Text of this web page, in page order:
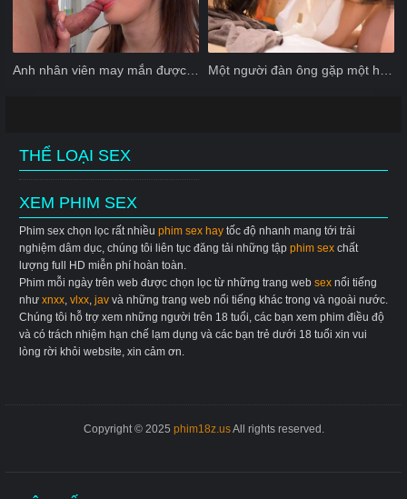
THỂ LOẠI SEX
XEM PHIM SEX
Phim sex chọn lọc rất nhiều phim sex hay tốc độ nhanh mang tới trải
nghiệm dâm dục, chúng tôi liên tục đăng tải những tập phim sex chất
lượng full HD miễn phí hoàn toàn.
Phim mỗi ngày trên web được chọn lọc từ những trang web sex nổi tiếng
như xnxx, vlxx, jav và những trang web nổi tiếng khác trong và ngoài nước.
Chúng tôi hỗ trợ xem những người trên 18 tuổi, các bạn xem phim điều độ
và có trách nhiệm hạn chế lạm dụng và các bạn trẻ dưới 18 tuổi xin vui
lòng rời khỏi website, xin cảm ơn.
Copyright © 2025 phim18z.usAll rights reserved.